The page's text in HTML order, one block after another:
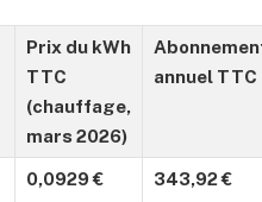
Prix du kWh
TTC
(chauffage,
mars 2026)
annuel TTC
0,0929 € 343,92 €